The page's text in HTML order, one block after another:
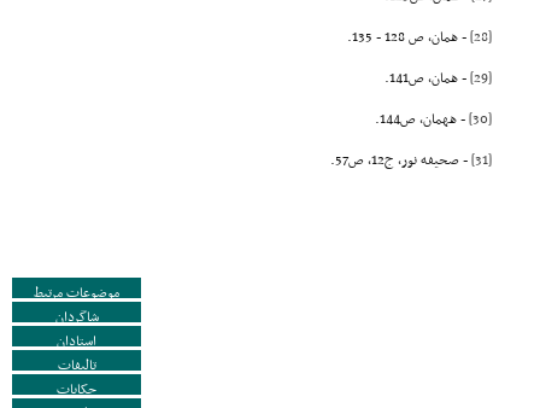
[28]
- همان، ص 128 - 135.
[29]
- همان، ص141.
[30]
- ههمان، ص144.
[31]
- صحیفه نور، ج12، ص57.
موضوعات مرتبط
شاگردان
استادان
تالیفات
حکایات